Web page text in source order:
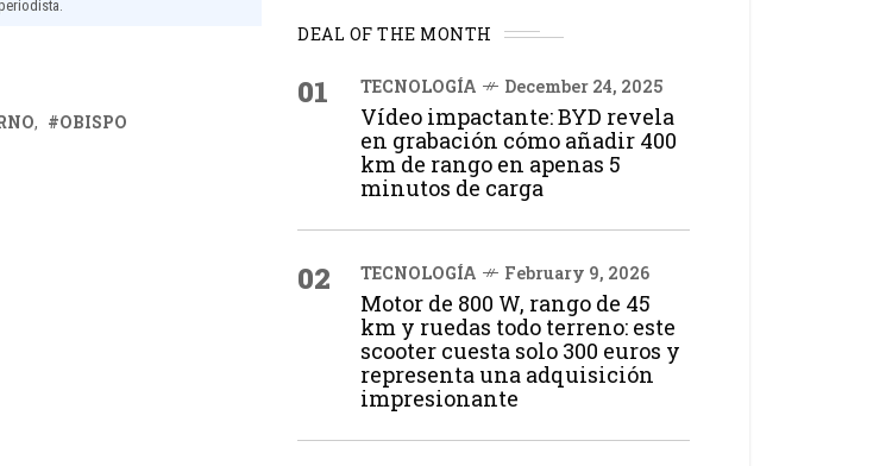
OBISPO
DEAL OF THE MONTH
01 TECNOLOGÍA December 24, 2025
Vídeo impactante: BYD revela
en grabación cómo añadir 400
km de rango en apenas 5
minutos de carga
02 TECNOLOGÍA February 9, 2026
Motor de 800 W, rango de 45
km y ruedas todo terreno: este
scooter cuesta solo 300 euros y
representa una adquisición
impresionante